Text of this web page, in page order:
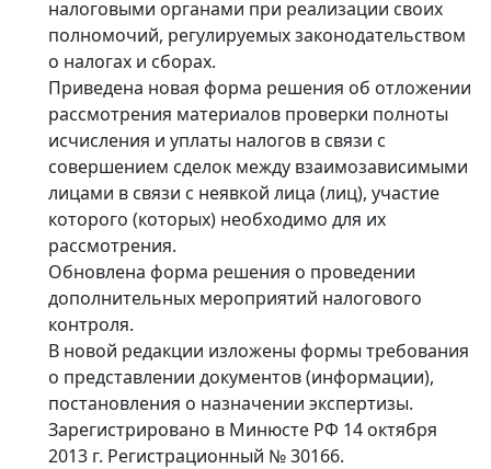
налоговыми органами при реализации своих
полномочий, регулируемых законодательством
о налогах и сборах.
Приведена новая форма решения об отложении
рассмотрения материалов проверки полноты
исчисления и уплаты налогов в связи с
совершением сделок между взаимозависимыми
лицами в связи с неявкой лица (лиц), участие
которого (которых) необходимо для их
рассмотрения.
Обновлена форма решения о проведении
дополнительных мероприятий налогового
контроля.
В новой редакции изложены формы требования
о представлении документов (информации),
постановления о назначении экспертизы.
Зарегистрировано в Минюсте РФ 14 октября
2013 г. Регистрационный № 30166.